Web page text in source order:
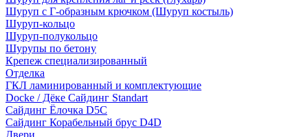
Шуруп с Г-образным крючком (Шуруп костыль)
Шуруп-кольцо
Шуруп-полукольцо
Шурупы по бетону
Крепеж специализированный
Отделка
ГКЛ ламинированный и комплектующие
Docke / Дёке Сайдинг Standart
Сайдинг Ёлочка D5C
Сайдинг Корабельный брус D4D
Двери